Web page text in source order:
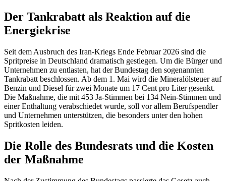
Der Tankrabatt als Reaktion auf die
Energiekrise
Seit dem Ausbruch des Iran-Kriegs Ende Februar 2026 sind die
Spritpreise in Deutschland dramatisch gestiegen. Um die Bürger und
Unternehmen zu entlasten, hat der Bundestag den sogenannten
Tankrabatt beschlossen. Ab dem 1. Mai wird die Mineralölsteuer auf
Benzin und Diesel für zwei Monate um 17 Cent pro Liter gesenkt.
Die Maßnahme, die mit 453 Ja-Stimmen bei 134 Nein-Stimmen und
einer Enthaltung verabschiedet wurde, soll vor allem Berufspendler
und Unternehmen unterstützen, die besonders unter den hohen
Spritkosten leiden.
Die Rolle des Bundesrats und die Kosten
der Maßnahme